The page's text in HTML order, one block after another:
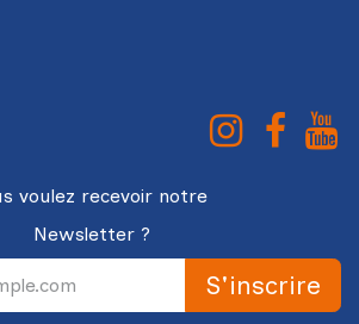
voulez recevoir notre
Newsletter ?
S'inscrire